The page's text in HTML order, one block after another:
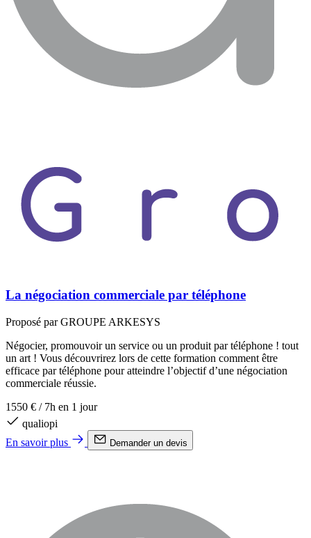
La négociation commerciale par téléphone
Proposé par GROUPE ARKESYS
Négocier, promouvoir un service ou un produit par téléphone ! tout
un art ! Vous découvrirez lors de cette formation comment être
efficace par téléphone pour atteindre l’objectif d’une négociation
commerciale réussie.
1550 € / 7h en 1 jour
qualiopi
En savoir plus
Demander un devis